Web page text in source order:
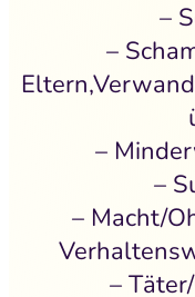
–
–
–
–
– Macht/
–